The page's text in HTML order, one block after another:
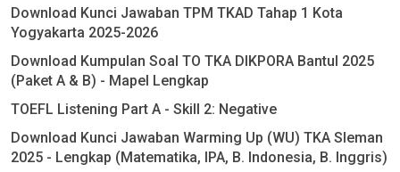
Download Kunci Jawaban TPM TKAD Tahap 1 Kota
Yogyakarta 2025-2026
Download Kumpulan Soal TO TKA DIKPORA Bantul 2025
(Paket A & B) - Mapel Lengkap
TOEFL Listening Part A - Skill 2: Negative
Download Kunci Jawaban Warming Up (WU) TKA Sleman
2025 - Lengkap (Matematika, IPA, B. Indonesia, B. Inggris)